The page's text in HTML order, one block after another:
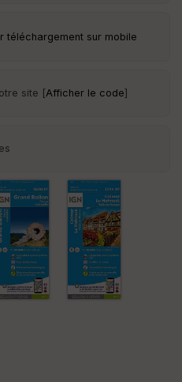
téléchargement sur mobile
site [Afficher le code]